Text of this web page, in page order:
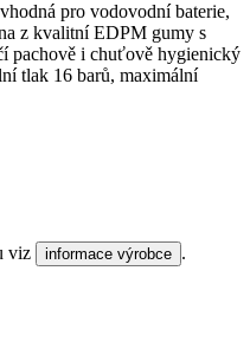
pro vodovodní baterie,
z kvalitní EDPM gumy s
pachově i chuťově hygienický
tlak 16 barů, maximální
viz informace výrobce .